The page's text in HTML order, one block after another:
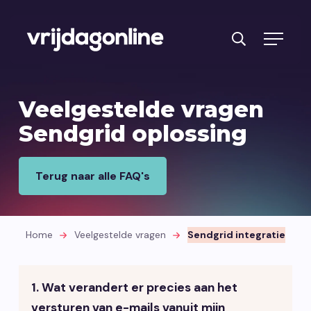
Diensten
PRFT® werkwijze
Cases
Over ons
Kennisbank
Veelgestelde vragen
Sendgrid oplossing
Terug naar alle FAQ's
Home Veelgestelde vragen Sendgrid integratie
1. Wat verandert er precies aan het
versturen van e-mails vanuit mijn